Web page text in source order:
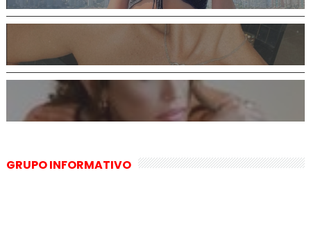
GRUPO INFORMATIVO